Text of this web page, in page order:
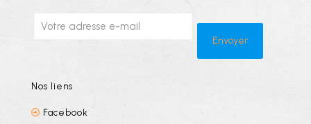
Nos liens
Facebook